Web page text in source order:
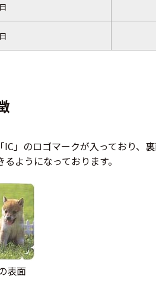
」のロゴマークが入っており、
ようになっております。
表面